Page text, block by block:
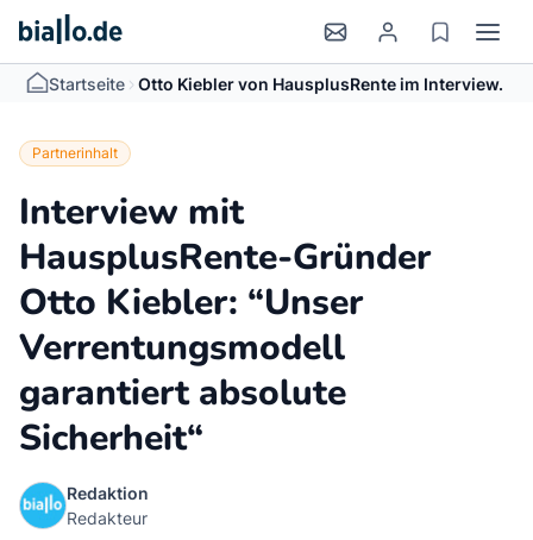
Startseite > Otto Kiebler von HausplusRente im Interview.
Partnerinhalt
Interview mit
HausplusRente-Gründer
Otto Kiebler: “Unser
Verrentungsmodell
garantiert absolute
Sicherheit“
Redaktion
Redakteur